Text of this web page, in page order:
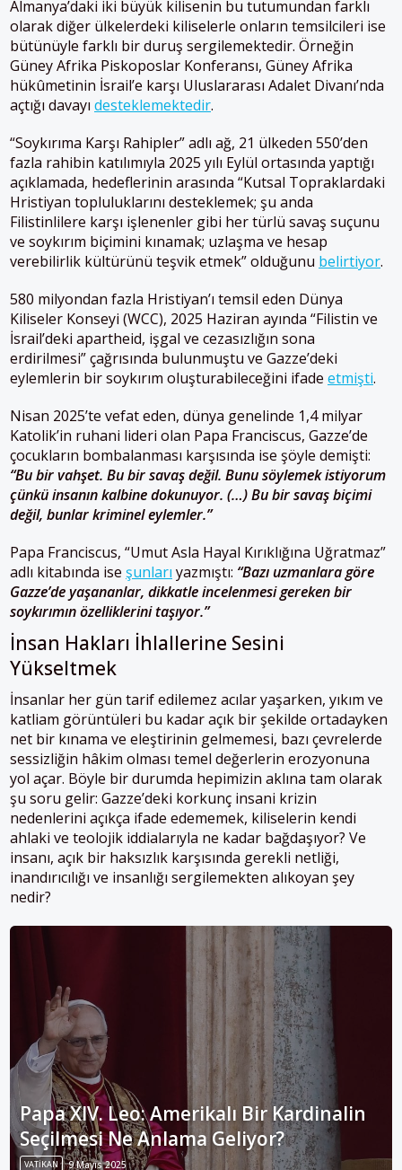
Almanya’daki iki büyük kilisenin bu tutumundan farklı
olarak diğer ülkelerdeki kiliselerle onların temsilcileri ise
bütünüyle farklı bir duruş sergilemektedir. Örneğin
Güney Afrika Piskoposlar Konferansı, Güney Afrika
hükûmetinin İsrail’e karşı Uluslararası Adalet Divanı’nda
açtığı davayı desteklemektedir.
“Soykırıma Karşı Rahipler” adlı ağ, 21 ülkeden 550’den
fazla rahibin katılımıyla 2025 yılı Eylül ortasında yaptığı
açıklamada, hedeflerinin arasında “Kutsal Topraklardaki
Hristiyan topluluklarını desteklemek; şu anda
Filistinlilere karşı işlenenler gibi her türlü savaş suçunu
ve soykırım biçimini kınamak; uzlaşma ve hesap
verebilirlik kültürünü teşvik etmek” olduğunu belirtiyor.
580 milyondan fazla Hristiyan’ı temsil eden Dünya
Kiliseler Konseyi (WCC), 2025 Haziran ayında “Filistin ve
İsrail’deki apartheid, işgal ve cezasızlığın sona
erdirilmesi” çağrısında bulunmuştu ve Gazze’deki
eylemlerin bir soykırım oluşturabileceğini ifade etmişti.
Nisan 2025’te vefat eden, dünya genelinde 1,4 milyar
Katolik’in ruhani lideri olan Papa Franciscus, Gazze’de
çocukların bombalanması karşısında ise şöyle demişti:
“Bu bir vahşet. Bu bir savaş değil. Bunu söylemek istiyorum
çünkü insanın kalbine dokunuyor. (…) Bu bir savaş biçimi
değil, bunlar kriminel eylemler.”
Papa Franciscus, “Umut Asla Hayal Kırıklığına Uğratmaz”
adlı kitabında ise şunları yazmıştı: “Bazı uzmanlara göre
Gazze’de yaşananlar, dikkatle incelenmesi gereken bir
soykırımın özelliklerini taşıyor.”
İnsan Hakları İhlallerine Sesini
Yükseltmek
İnsanlar her gün tarif edilemez acılar yaşarken, yıkım ve
katliam görüntüleri bu kadar açık bir şekilde ortadayken
net bir kınama ve eleştirinin gelmemesi, bazı çevrelerde
sessizliğin hâkim olması temel değerlerin erozyonuna
yol açar. Böyle bir durumda hepimizin aklına tam olarak
şu soru gelir: Gazze’deki korkunç insani krizin
nedenlerini açıkça ifade edememek, kiliselerin kendi
ahlaki ve teolojik iddialarıyla ne kadar bağdaşıyor? Ve
insanı, açık bir haksızlık karşısında gerekli netliği,
inandırıcılığı ve insanlığı sergilemekten alıkoyan şey
nedir?
Papa XIV. Leo: Amerikalı Bir Kardinalin
Seçilmesi Ne Anlama Geliyor?
VATIKAN 9 Mayıs 2025